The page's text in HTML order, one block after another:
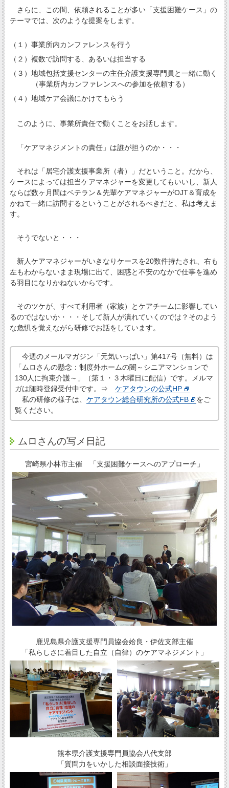
さらに、この間、依頼されることが多い「支援困難ケース」の
テーマでは、次のような提案をします。
（１）事業所内カンファレンスを行う
（２）複数で訪問する、あるいは担当する
（３）地域包括支援センターの主任介護支援専門員と一緒に動く
（事業所内カンファレンスへの参加を依頼する）
（４）地域ケア会議にかけてもらう
このように、事業所責任で動くことをお話します。
「ケアマネジメントの責任」は誰が担うのか・・・
それは「居宅介護支援事業所（者）」だということ。だから、
ケースによっては担当ケアマネジャーを変更してもいいし、新人
ならば数ヶ月間はベテラン＆先輩ケアマネジャーがOJT＆育成を
かねて一緒に訪問するということがされるべきだと、私は考えま
す。
そうでないと・・・
新人ケアマネジャーがいきなりケースを20数件持たされ、右も
左もわからないまま現場に出て、困惑と不安のなかで仕事を進め
る羽目になりかねないからです。
そのツケが、すべて利用者（家族）とケアチームに影響してい
るのではないか・・・そして新人が潰れていくのでは？そのよう
な危惧を覚えながら研修でお話をしています。
今週のメールマガジン「元気いっぱい」第417号（無料）は
「ムロさんの懸念：制度外ホームの闇～シニアマンションで
130人に拘束介護～」（第１・３木曜日に配信）です。メルマ
ガは随時登録受付中です。⇒ ケアタウンの公式HP
私の研修の様子は、 ケアタウン総合研究所の公式FB
をご
覧ください。
ムロさんの写メ日記
宮崎県小林市主催 「支援困難ケースへのアプローチ」
鹿児島県介護支援専門員協会姶良・伊佐支部主催
「私らしさに着目した自立（自律）のケアマネジメント」
熊本県介護支援専門員協会八代支部
「質問力をいかした相談面接技術」